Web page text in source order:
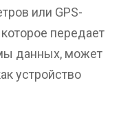
или GPS-
передает
данных, может
устройство